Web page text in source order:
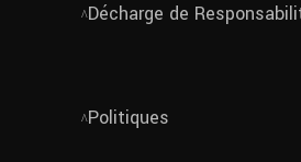
Décharge de
Politiques